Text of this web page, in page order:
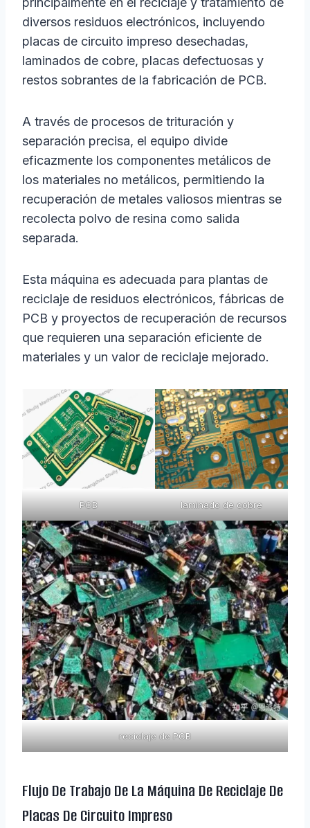
diversos residuos electrónicos, incluyendo
placas de circuito impreso desechadas,
laminados de cobre, placas defectuosas y
restos sobrantes de la fabricación de PCB.
A través de procesos de trituración y
separación precisa, el equipo divide
eficazmente los componentes metálicos de
los materiales no metálicos, permitiendo la
recuperación de metales valiosos mientras se
recolecta polvo de resina como salida
separada.
Esta máquina es adecuada para plantas de
reciclaje de residuos electrónicos, fábricas de
PCB y proyectos de recuperación de recursos
que requieren una separación eficiente de
materiales y un valor de reciclaje mejorado.
PCB laminado de cobre
reciclaje de PCB
Flujo De Trabajo De La Máquina De Reciclaje De
Placas De Circuito Impreso